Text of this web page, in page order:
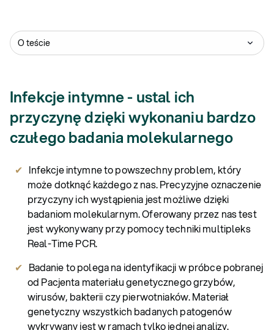
O teście
Infekcje intymne - ustal ich
przyczynę dzięki wykonaniu bardzo
czułego badania molekularnego
Infekcje intymne to powszechny problem, który
może dotknąć każdego z nas. Precyzyjne oznaczenie
przyczyny ich wystąpienia jest możliwe dzięki
badaniom molekularnym. Oferowany przez nas test
jest wykonywany przy pomocy techniki multipleks
Real-Time PCR.
Badanie to polega na identyfikacji w próbce pobranej
od Pacjenta materiału genetycznego grzybów,
wirusów, bakterii czy pierwotniaków. Materiał
genetyczny wszystkich badanych patogenów
wykrywany jest w ramach tylko jednej analizy.